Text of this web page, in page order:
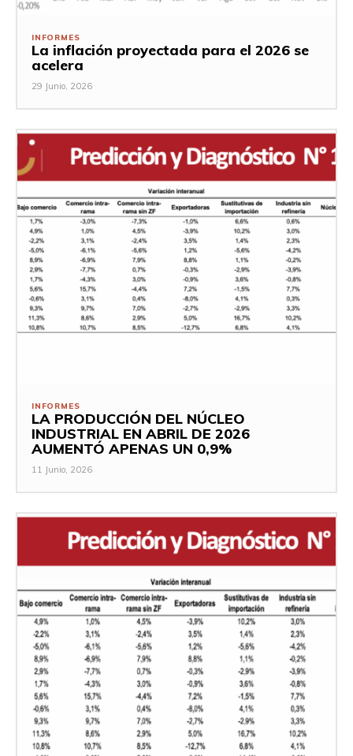
INFORMES
La inflación proyectada para el 2026 se
acelera
29 Junio, 2026
INFORMES
LA PRODUCCIÓN DEL NÚCLEO
INDUSTRIAL EN ABRIL DE 2026
AUMENTÓ APENAS UN 0,9%
11 Junio, 2026